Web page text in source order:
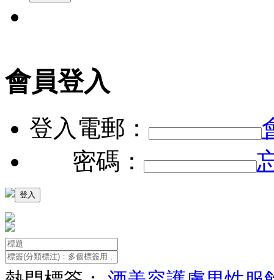
會員登入
登入電郵：
密碼：